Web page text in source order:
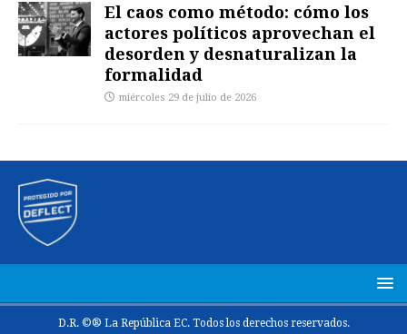
El caos como método: cómo los
actores políticos aprovechan el
desorden y desnaturalizan la
formalidad
miércoles 29 de julio de 2026
D.R. ©® La República EC. Todos los derechos reservados.